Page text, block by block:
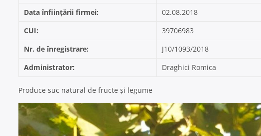
Data înființării firmei:
02.08.2018
CUI:
39706983
Nr. de înregistrare:
J10/1093/2018
Administrator:
Draghici Romica
Produce suc natural de fructe și legume